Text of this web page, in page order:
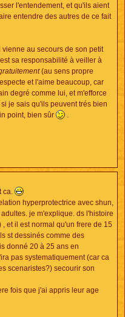
l'entendement, et qu'ils aient
entendre des autres de ce fait
au secours de son petit
sa responsabilité à veiller à
(au sens propre
et l'aime beaucoup, car
degré comme lui, et m'efforce
je sais qu'ils peuvent trés bien
point, bien sûr
hyperprotectrice avec shun,
je m'explique. ds l'histoire
et il est normal qu'un frere de 15
st dessinés comme des
donné 20 à 25 ans en
pas systematiquement (car ca
scenaristes?) secourir son
fois que j'ai appris leur age